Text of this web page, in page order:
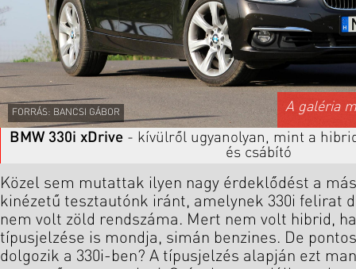
FORRÁS: BANCSI GÁBOR A galéria
BMW 330i xDrive- kívülről ugyanolyan, mint a
és csábító
Közel sem mutattak ilyen nagy érdeklődést a
kinézetű tesztautónk iránt, amelynek 330i felirat
nem volt zöld rendszáma. Mert nem volt hibrid,
típusjelzése is mondja, simán benzines. De
dolgozik a 330i-ben? A típusjelzés alapján ezt